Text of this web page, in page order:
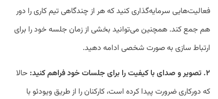
فعالیت‌هایی سرمایه‌گذاری کنید که هر از چندگاهی تیم کاری را دور
هم جمع کند. همچنین می‌توانید بخشی از زمان جلسه خود را برای
ارتباط سازی به صورت شخصی ادامه دهید.
۲. تصویر و صدای با کیفیت را برای جلسات خود فراهم کنید:
حالا
که دورکاری ضرورت پیدا کرده است، کارکنان را از طریق ویودئو با